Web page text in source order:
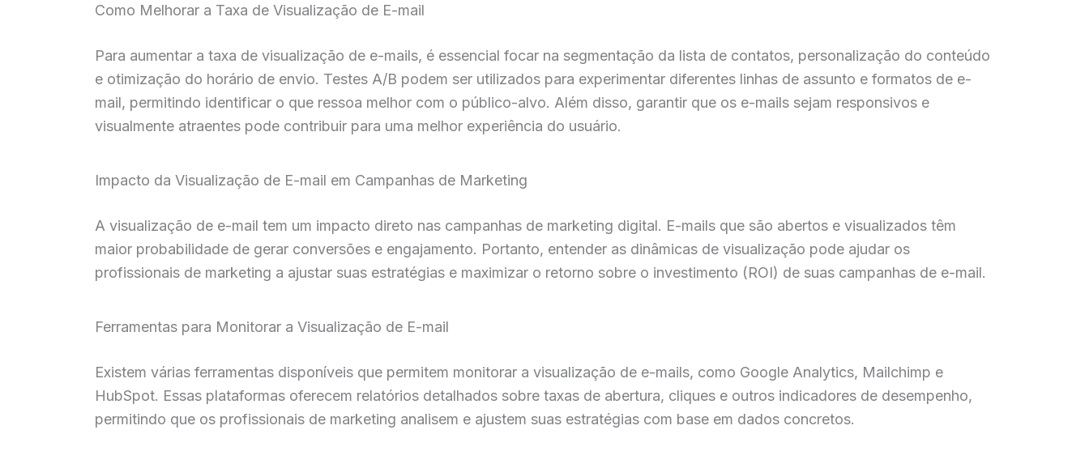
Como Melhorar a Taxa de Visualização de E-mail
Para aumentar a taxa de visualização de e-mails, é essencial focar na segmentação da lista de contatos, personalização do conteúdo
e otimização do horário de envio. Testes A/B podem ser utilizados para experimentar diferentes linhas de assunto e formatos de e-
mail, permitindo identificar o que ressoa melhor com o público-alvo. Além disso, garantir que os e-mails sejam responsivos e
visualmente atraentes pode contribuir para uma melhor experiência do usuário.
Impacto da Visualização de E-mail em Campanhas de Marketing
A visualização de e-mail tem um impacto direto nas campanhas de marketing digital. E-mails que são abertos e visualizados têm
maior probabilidade de gerar conversões e engajamento. Portanto, entender as dinâmicas de visualização pode ajudar os
profissionais de marketing a ajustar suas estratégias e maximizar o retorno sobre o investimento (ROI) de suas campanhas de e-mail.
Ferramentas para Monitorar a Visualização de E-mail
Existem várias ferramentas disponíveis que permitem monitorar a visualização de e-mails, como Google Analytics, Mailchimp e
HubSpot. Essas plataformas oferecem relatórios detalhados sobre taxas de abertura, cliques e outros indicadores de desempenho,
permitindo que os profissionais de marketing analisem e ajustem suas estratégias com base em dados concretos.